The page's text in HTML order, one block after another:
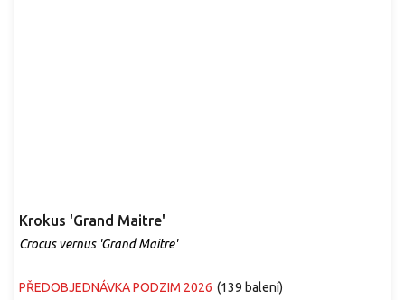
Krokus 'Grand Maitre'
Crocus vernus 'Grand Maitre'
PŘEDOBJEDNÁVKA PODZIM 2026 (139 balení)